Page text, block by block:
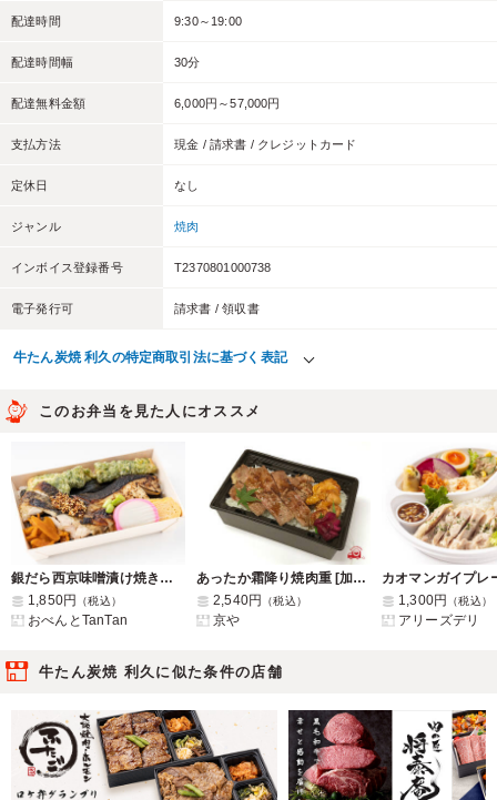
配達時間 9:30～19:00
配達時間幅 30分
配達無料金額 6,000円～57,000円
支払方法 現金 / 請求書 / クレジットカード
定休日 なし
ジャンル 焼肉
インボイス登録番号 T2370801000738
電子発行可 請求書 / 領収書
牛たん炭焼 利久の特定商取引法に基づく表記
このお弁当を見た人にオススメ
銀だら西京味噌漬け焼きと炭火焼き炭火焼き鶏ももステーキ海苔弁当
1,850円
（税込）
おべんとTanTan
あったか霜降り焼肉重 [加熱容器]
2,540円
（税込）
京や
カオマンガイプレ
1,300円
（税込）
アリーズデリ
牛たん炭焼 利久に似た条件の店舗